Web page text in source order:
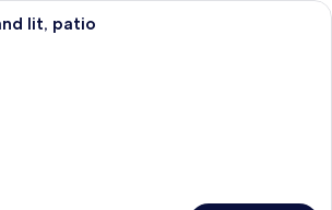
Literie de qualité, lit avec matelas à
lit, patio